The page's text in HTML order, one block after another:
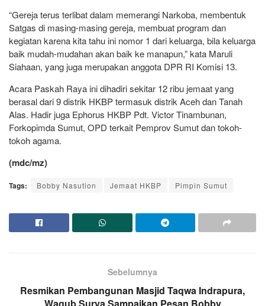
“Gereja terus terlibat dalam memerangi Narkoba, membentuk
Satgas di masing-masing gereja, membuat program dan
kegiatan karena kita tahu ini nomor 1 dari keluarga, bila keluarga
baik mudah-mudahan akan baik ke manapun,” kata Maruli
Siahaan, yang juga merupakan anggota DPR RI Komisi 13.
Acara Paskah Raya ini dihadiri sekitar 12 ribu jemaat yang
berasal dari 9 distrik HKBP termasuk distrik Aceh dan Tanah
Alas. Hadir juga Ephorus HKBP Pdt. Victor Tinambunan,
Forkopimda Sumut, OPD terkait Pemprov Sumut dan tokoh-
tokoh agama.
(mdc/mz)
Tags: Bobby Nasution Jemaat HKBP Pimpin Sumut
Sebelumnya
Resmikan Pembangunan Masjid Taqwa Indrapura,